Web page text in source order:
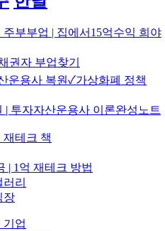
부부업 | 집에서15억수익 희야
권자 부업찾기
운용사 복원✓가상화폐 정책
| 투자자산운용사 이론완성노트
재테크 책
| 1억 재테크 방법
리
장
기업